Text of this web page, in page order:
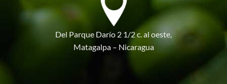
Del Parque Darío 2 1/2 c. al oeste,
Matagalpa – Nicaragua